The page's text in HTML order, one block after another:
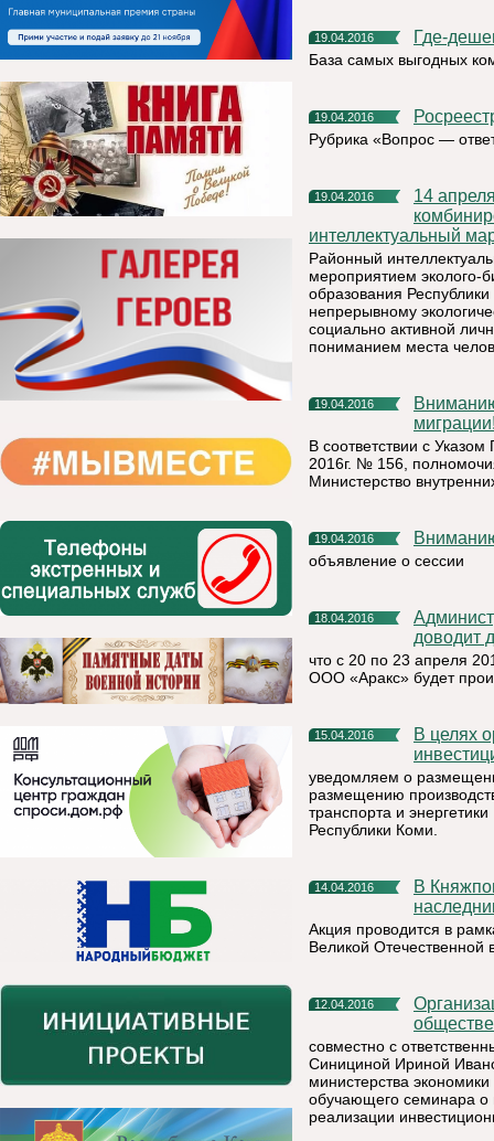
19.04.2016 Где-
База самых выгодных
19.04.2016
Рубрика «Вопрос —
19.04.2016
14 апреля 2016 года на базе МАДОУ «Детский сад №10
интеллектуальный
Районный
мероприятием эколого-
образования
непрерывному
социально активной
пониманием места
19.04.2016
Вниманию получателей государственных услуг в сфере
В соответствии с
2016г. № 156,
Министерство
19.04.2016
объявление о сессии
18.04.2016
Администрация муниципального района «Княжпогостский»
доводит
что с 20 по 23 апреля
ООО «Аракс» будет
15.04.2016
В целях организации работы в части активизации
уведомляем о
размещению
транспорта и
Республики Коми.
14.04.2016
В Княжпогостском районе дан старт марафону «Мы -
Акция проводится в
Великой Отечественной
12.04.2016
Организационным комитетом конкурса «Ежегодная
совместно с
Синициной Ириной
министерства
обучающего семинара
реализации